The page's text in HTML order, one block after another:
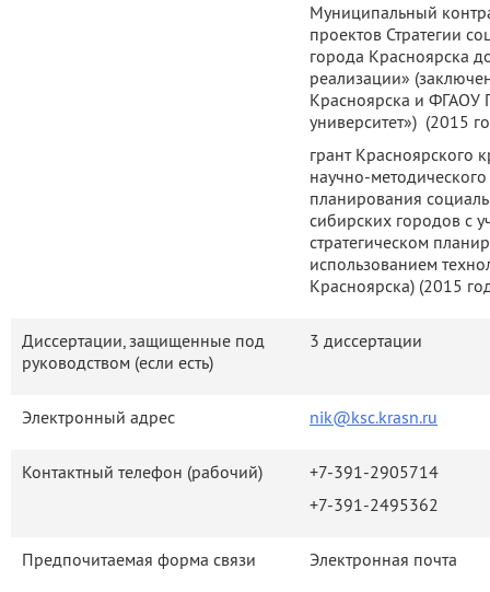
Муниципальный
проектов Стратегии
города Красноярска
реализации»
Красноярска и
университет») (2015
грант Красноярского
научно-
планирования
сибирских городов с
стратегическом
использованием
Красноярска) (2015
Диссертации, защищенные под
руководством (если есть)
3 диссертации
Электронный адрес nik@ksc.krasn.ru
Контактный телефон (рабочий)
+7-391-2905714
+7-391-2495362
Предпочитаемая форма связи Электронная почта